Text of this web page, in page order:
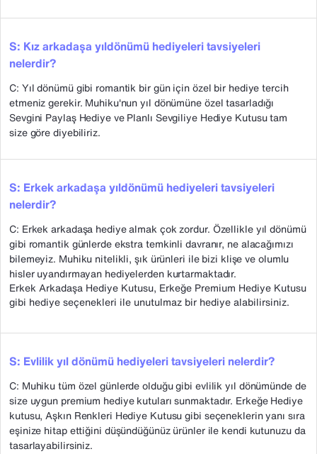
S: Kız arkadaşa yıldönümü hediyeleri tavsiyeleri
nelerdir?
C: Yıl dönümü gibi romantik bir gün için özel bir hediye tercih
etmeniz gerekir. Muhiku'nun yıl dönümüne özel tasarladığı
Sevgini Paylaş Hediye ve Planlı Sevgiliye Hediye Kutusu tam
size göre diyebiliriz.
S: Erkek arkadaşa yıldönümü hediyeleri tavsiyeleri
nelerdir?
C: Erkek arkadaşa hediye almak çok zordur. Özellikle yıl dönümü
gibi romantik günlerde ekstra temkinli davranır, ne alacağımızı
bilemeyiz. Muhiku nitelikli, şık ürünleri ile bizi klişe ve olumlu
hisler uyandırmayan hediyelerden kurtarmaktadır.
Erkek Arkadaşa Hediye Kutusu, Erkeğe Premium Hediye Kutusu
gibi hediye seçenekleri ile unutulmaz bir hediye alabilirsiniz.
S: Evlilik yıl dönümü hediyeleri tavsiyeleri nelerdir?
C: Muhiku tüm özel günlerde olduğu gibi evlilik yıl dönümünde de
size uygun premium hediye kutuları sunmaktadır. Erkeğe Hediye
kutusu, Aşkın Renkleri Hediye Kutusu gibi seçeneklerin yanı sıra
eşinize hitap ettiğini düşündüğünüz ürünler ile kendi kutunuzu da
tasarlayabilirsiniz.